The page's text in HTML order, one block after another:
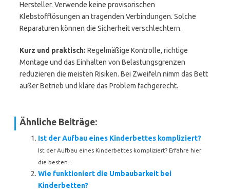
Hersteller. Verwende keine provisorischen
Klebstofflösungen an tragenden Verbindungen. Solche
Reparaturen können die Sicherheit verschlechtern.
Kurz und praktisch: Regelmäßige Kontrolle, richtige
Montage und das Einhalten von Belastungsgrenzen
reduzieren die meisten Risiken. Bei Zweifeln nimm das Bett
außer Betrieb und kläre das Problem fachgerecht.
Ähnliche Beiträge:
Ist der Aufbau eines Kinderbettes kompliziert?
Ist der Aufbau eines Kinderbettes kompliziert? Erfahre hier
die besten...
Wie funktioniert die Umbaubarkeit bei
Kinderbetten?